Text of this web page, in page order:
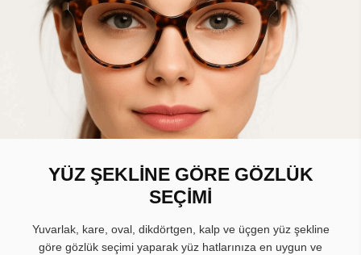
YÜZ ŞEKLİNE GÖRE GÖZLÜK
SEÇİMİ
Yuvarlak, kare, oval, dikdörtgen, kalp ve üçgen yüz şekline
göre gözlük seçimi yaparak yüz hatlarınıza en uygun ve